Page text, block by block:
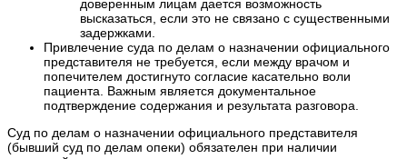
доверенным лицам дается возможность
высказаться, если это не связано с существенными
задержками.
Привлечение суда по делам о назначении официального
представителя не требуется, если между врачом и
попечителем достигнуто согласие касательно воли
пациента. Важным является документальное
подтверждение содержания и результата разговора.
Суд по делам о назначении официального представителя
(бывший суд по делам опеки) обязателен при наличии